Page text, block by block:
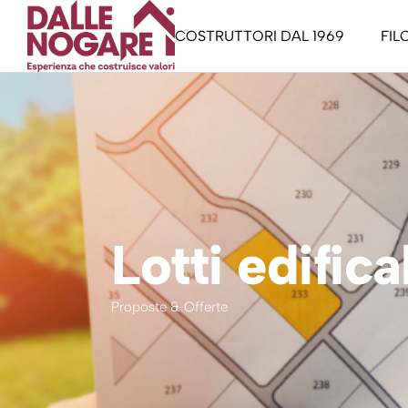
COSTRUTTORI DAL 1969
Staff
Manifesto
La
Lotti
Proposte & Offerte